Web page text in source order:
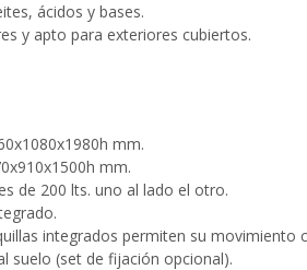
ácidos y bases.
y apto para exteriores cubiertos.
mm.
mm.
de 200 lts. uno al lado el otro.
integrados permiten su movimiento
suelo (set de fijación opcional).